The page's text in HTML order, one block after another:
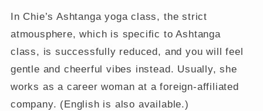
In Chie’s Ashtanga yoga class, the strict
atmousphere, which is specific to Ashtanga
class, is successfully reduced, and you will feel
gentle and cheerful vibes instead. Usually, she
works as a career woman at a foreign-affiliated
company. (English is also available.)